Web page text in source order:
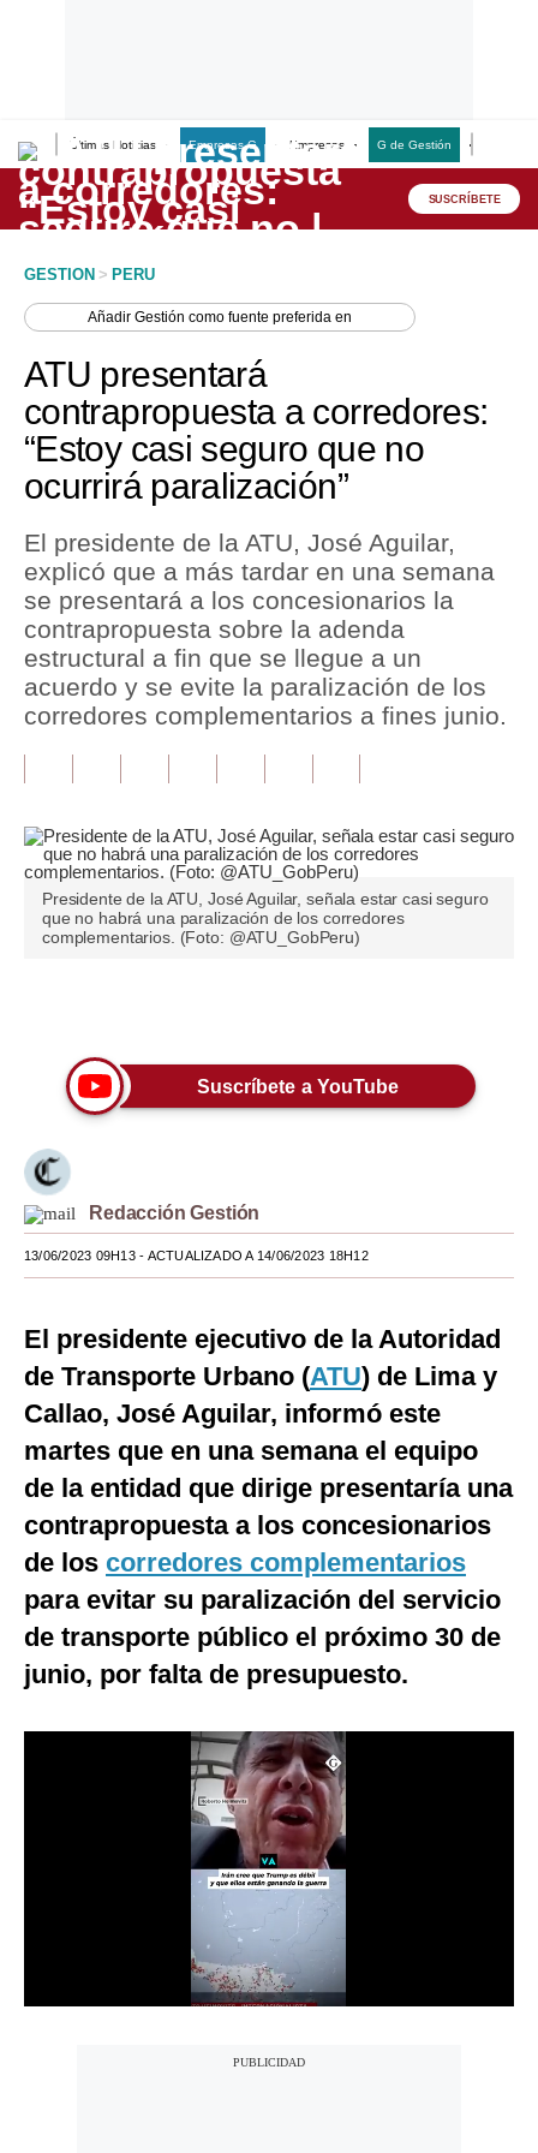
Últimas Noticias Empresas G Empresas G de Gestión
Lo último
Peru Quiosco
Economía
Mercados
Perú
Política
Tu Dinero
Finanzas Personales
Inmobiliarias
Plus G
Pregunta de hoy
Blogs
Viajes
Moda
Estilos
Mundo
EEUU
España
Internacional
Tecnología
Club del Suscriptor
G de Gestión
Notas Contratadas
Podcast
Gestión TV
SUSCRÍBETE
GESTION > PERU
AñadirGestión como fuente preferida en
ATU presentará
contrapropuesta a corredores:
“Estoy casi seguro que no
ocurrirá paralización”
El presidente de la ATU, José Aguilar,
explicó que a más tardar en una semana
se presentará a los concesionarios la
contrapropuesta sobre la adenda
estructural a fin que se llegue a un
acuerdo y se evite la paralización de los
corredores complementarios a fines junio.
Presidente de la ATU, José Aguilar, señala estar casi seguro
que no habrá una paralización de los corredores
complementarios. (Foto: @ATU_GobPeru)
Suscríbete a YouTube
Redacción Gestión
13/06/2023 09H13- ACTUALIZADO A 14/06/2023 18H12
El presidente ejecutivo de la Autoridad
de Transporte Urbano (ATU) de Lima y
Callao, José Aguilar, informó este
martes que en una semana el equipo
de la entidad que dirige presentaría una
contrapropuesta a los concesionarios
de los corredores complementarios
para evitar su paralización del servicio
de transporte público el próximo 30 de
junio, por falta de presupuesto.